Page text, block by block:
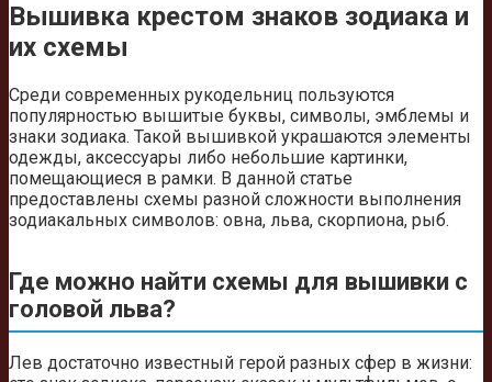
Вышивка крестом знаков зодиака и
их схемы
Среди современных рукодельниц пользуются
популярностью вышитые буквы, символы, эмблемы и
знаки зодиака. Такой вышивкой украшаются элементы
одежды, аксессуары либо небольшие картинки,
помещающиеся в рамки. В данной статье
предоставлены схемы разной сложности выполнения
зодиакальных символов: овна, льва, скорпиона, рыб.
Где можно найти схемы для вышивки с
головой льва?
Лев достаточно известный герой разных сфер в жизни: